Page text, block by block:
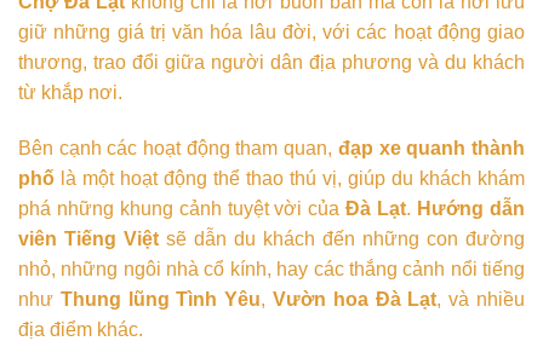
giữ những giá trị văn hóa lâu đời, với các hoạt động giao
thương, trao đổi giữa người dân địa phương và du khách
từ khắp nơi.
Bên cạnh các hoạt động tham quan, đạp xe quanh thành
phố là một hoạt động thể thao thú vị, giúp du khách khám
phá những khung cảnh tuyệt vời củaĐà Lạt. Hướng dẫn
viên Tiếng Việt sẽ dẫn du khách đến những con đường
nhỏ, những ngôi nhà cổ kính, hay các thắng cảnh nổi tiếng
như Thung lũng Tình Yêu,Vườn hoa Đà Lạt, và nhiều
địa điểm khác.